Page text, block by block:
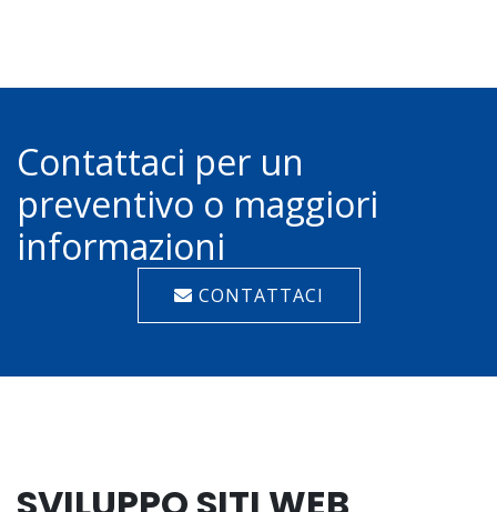
Contattaci per un
preventivo o maggiori
informazioni
CONTATTACI